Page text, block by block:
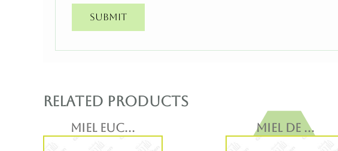
Related products
MIEL EUC... MIEL DE ...